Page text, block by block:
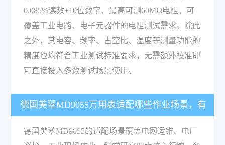
0.085%读数+10位数字，最高可测60MΩ电阻，可
覆盖工业电路、电子元器件的电阻测试需求。除此
之外，其电容、频率、占空比、温度等测量功能的
精度也均符合工业测试标准要求，无需额外校准即
可直接投入多数测试场景使用。
德国美翠MD9055万用表适配哪些作业场景，有
哪些针对性性能设计？
德国美翠MD9055的适配场景覆盖电网运维、电厂